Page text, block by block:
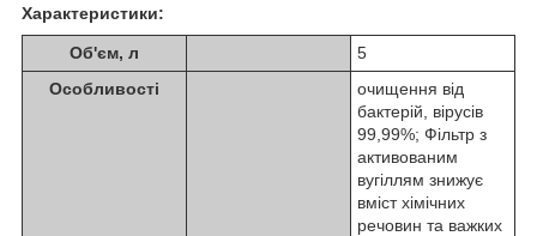
Характеристики:
Об'єм, л
5
Особливості
очищення від
бактерій, вірусів
99,99%; Фільтр з
активованим
вугіллям знижує
вміст хімічних
речовин та важких